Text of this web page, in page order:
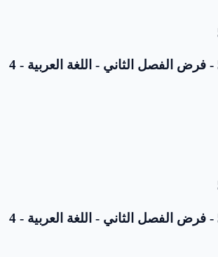
الموضوع رقم 54 - فرض الفصل الثاني - اللغة العربية - 4
الموضوع رقم 53 - فرض الفصل الثاني - اللغة العربية - 4